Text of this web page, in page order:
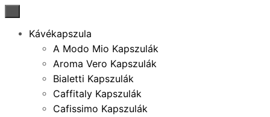
Kávékapszula
A Modo Mio Kapszulák
Aroma Vero Kapszulák
Bialetti Kapszulák
Caffitaly Kapszulák
Cafissimo Kapszulák